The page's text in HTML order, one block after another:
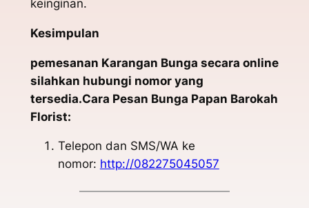
keinginan.
Kesimpulan
pemesanan Karangan Bunga secara online
silahkan hubungi nomor yang
tersedia.Cara Pesan Bunga Papan Barokah
Florist:
Telepon dan SMS/WA ke
nomor: http://082275045057